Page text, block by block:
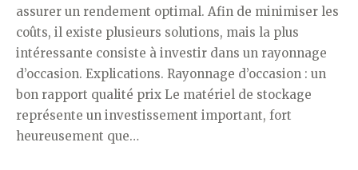
assurer un rendement optimal. Afin de minimiser les
coûts, il existe plusieurs solutions, mais la plus
intéressante consiste à investir dans un rayonnage
d’occasion. Explications. Rayonnage d’occasion : un
bon rapport qualité prix Le matériel de stockage
représente un investissement important, fort
heureusement que…